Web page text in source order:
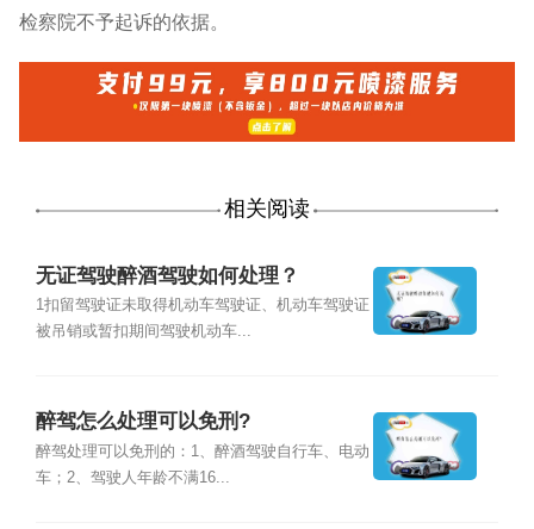
检察院不予起诉的依据。
相关阅读
无证驾驶醉酒驾驶如何处理？
1扣留驾驶证未取得机动车驾驶证、机动车驾驶证
被吊销或暂扣期间驾驶机动车...
醉驾怎么处理可以免刑?
醉驾处理可以免刑的：1、醉酒驾驶自行车、电动
车；2、驾驶人年龄不满16...